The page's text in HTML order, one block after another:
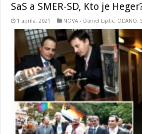
SaS a SMER-SD, Kto je
1 apríla, 2021 NOVA - Daniel Lipšic, OĽANO,